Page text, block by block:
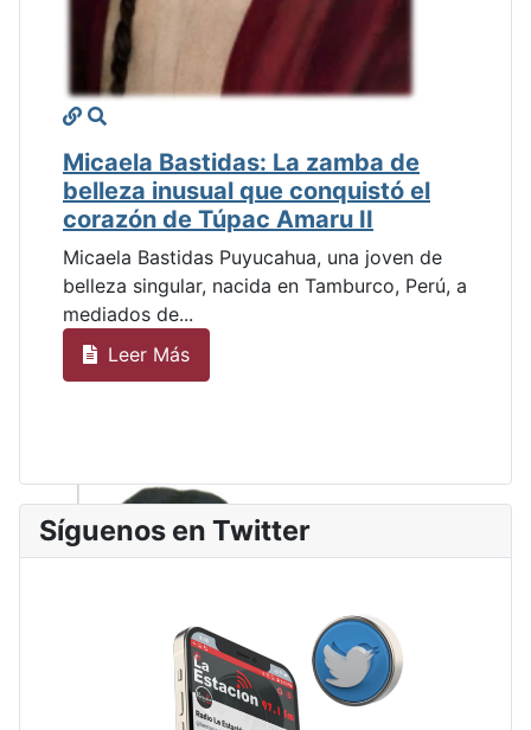
Micaela Bastidas: La zamba de
belleza inusual que conquistó el
corazón de Túpac Amaru II
Micaela Bastidas Puyucahua, una joven de
belleza singular, nacida en Tamburco, Perú, a
mediados de...
Leer Más
Síguenos en Twitter